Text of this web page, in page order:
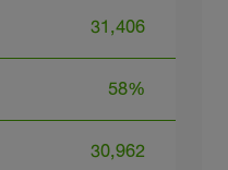
31,406
58%
30,962